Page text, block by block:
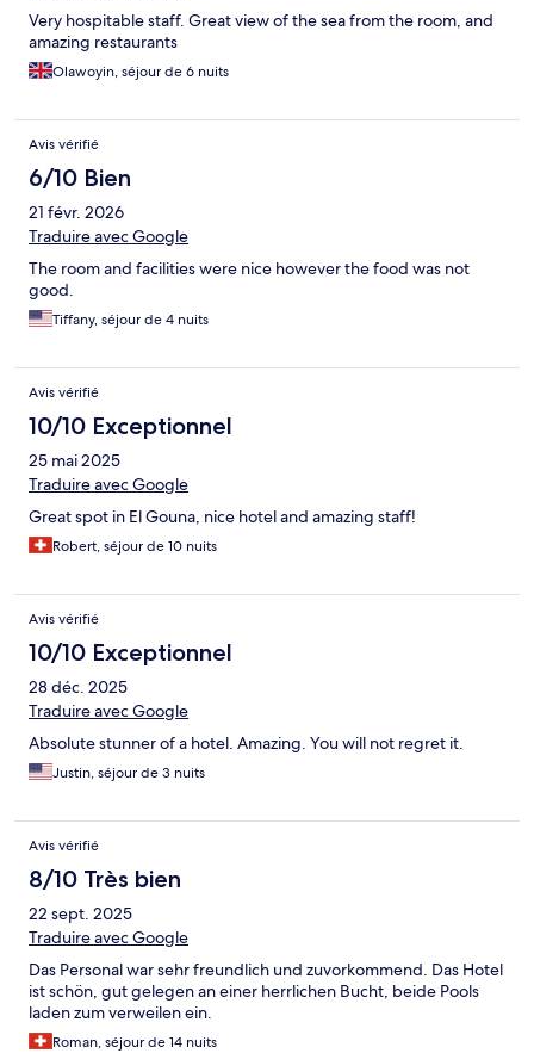
Very hospitable staff. Great view of the sea from the room, and
amazing restaurants
Olawoyin, séjour de 6 nuits
Avis vérifié
6/10 Bien
21 févr. 2026
Traduire avec Google
The room and facilities were nice however the food was not
good.
Tiffany, séjour de 4 nuits
Avis vérifié
10/10 Exceptionnel
25 mai 2025
Traduire avec Google
Great spot in El Gouna, nice hotel and amazing staff!
Robert, séjour de 10 nuits
Avis vérifié
10/10 Exceptionnel
28 déc. 2025
Traduire avec Google
Absolute stunner of a hotel. Amazing. You will not regret it.
Justin, séjour de 3 nuits
Avis vérifié
8/10 Très bien
22 sept. 2025
Traduire avec Google
Das Personal war sehr freundlich und zuvorkommend. Das Hotel
ist schön, gut gelegen an einer herrlichen Bucht, beide Pools
laden zum verweilen ein.
Roman, séjour de 14 nuits